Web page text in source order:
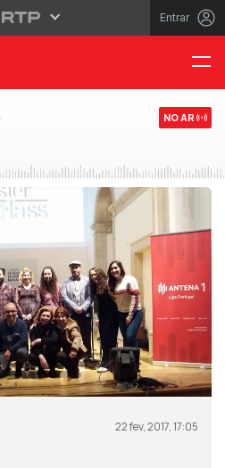
Entrar
NO AR
22 fev, 2017, 17:05